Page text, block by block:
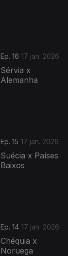
Ep. 16 17 jan. 2026
Sérvia x
Alemanha
Ep. 15 17 jan. 2026
Suécia x Países
Baixos
Ep. 14 17 jan. 2026
Chéquia x
Noruega